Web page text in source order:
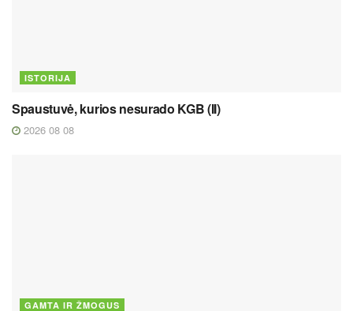
ISTORIJA
Spaustuvė, kurios nesurado KGB (II)
2026 08 08
GAMTA IR ŽMOGUS